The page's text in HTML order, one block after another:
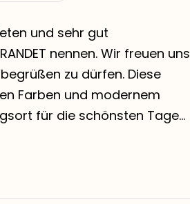
und sehr gut
nennen. Wir freuen uns
zu dürfen. Diese
Farben und modernem
für die schönsten Tage...